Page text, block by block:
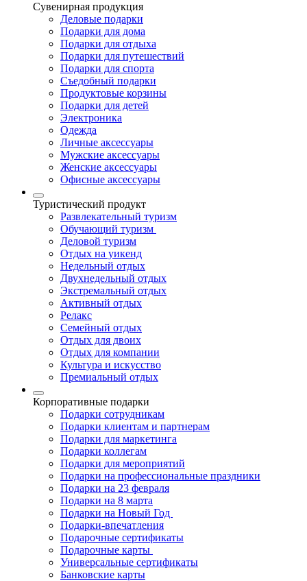
Сувенирная продукция
Деловые подарки
Подарки для дома
Подарки для отдыха
Подарки для путешествий
Подарки для спорта
Съедобный подарки
Продуктовые корзины
Подарки для детей
Электроника
Одежда
Личные аксессуары
Мужские аксессуары
Женские аксессуары
Офисные аксессуары
Туристический продукт
Развлекательный туризм
Обучающий туризм
Деловой туризм
Отдых на уикенд
Недельный отдых
Двухнедельный отдых
Экстремальный отдых
Активный отдых
Релакс
Семейный отдых
Отдых для двоих
Отдых для компании
Культура и искусство
Премиальный отдых
Корпоративные подарки
Подарки сотрудникам
Подарки клиентам и партнерам
Подарки для маркетинга
Подарки коллегам
Подарки для мероприятий
Подарки на профессиональные праздники
Подарки на 23 февраля
Подарки на 8 марта
Подарки на Новый Год
Подарки-впечатления
Подарочные сертификаты
Подарочные карты
Универсальные сертификаты
Банковские карты